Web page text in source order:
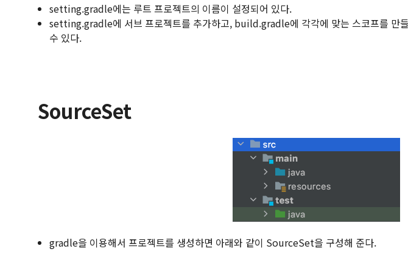
setting.gradle에는 루트 프로젝트의 이름이 설정되어 있다.
setting.gradle에 서브 프로젝트를 추가하고, build.gradle에 각각에 맞는 스코프를 만
수 있다.
SourceSet
gradle을 이용해서 프로젝트를 생성하면 아래와 같이 SourceSet을 구성해 준다.